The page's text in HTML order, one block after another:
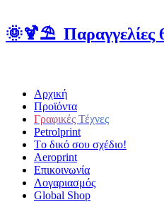
🌞🍹⛱️ Παραγγελίες
Αρχική
Προϊόντα
Γραφικές Τέχνες
Petrolprint
Tο δικό σου σχέδιο!
Aeroprint
Επικοινωνία
Λογαριασμός
Global Shop